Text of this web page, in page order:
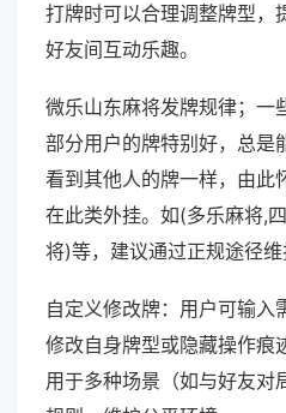
打牌时可以合理调整牌型，
好友间互动乐趣。
微乐山东麻将发牌规律；一
部分用户的牌特别好，总是
看到其他人的牌一样，由此
在此类外挂。如(多乐麻将,
将)等，建议通过正规途径维
自定义修改牌：用户可输入
修改自身牌型或隐藏操作痕
用于多种场景（如与好友对